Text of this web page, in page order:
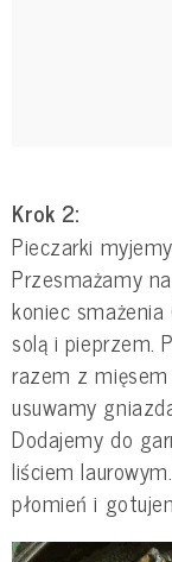
Krok 2:
Pieczarki
Przesmażamy
koniec
solą i pieprzem.
razem z mięsem
usuwamy
Dodajemy do
liściem
płomień i